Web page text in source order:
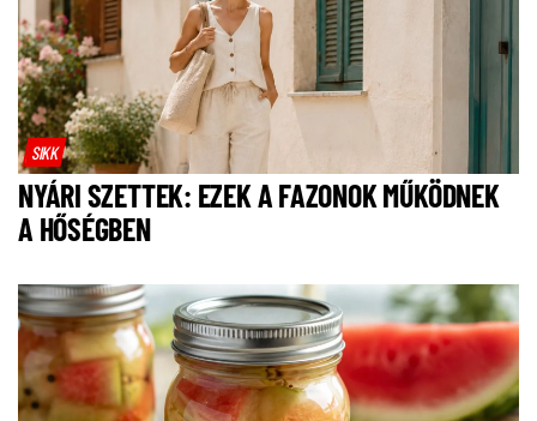
SIKK
NYÁRI SZETTEK: EZEK A FAZONOK MŰKÖDNEK
A HŐSÉGBEN